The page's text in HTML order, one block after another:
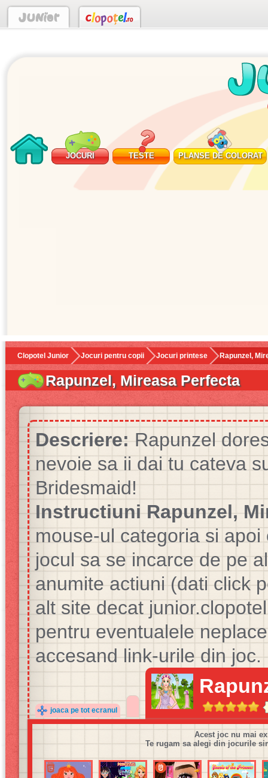
JOCURI TESTE PLANSE DE COLORAT
Clopotel Junior Jocuri pentru copii Jocuri printese Rapunzel,
Rapunzel, Mireasa Perfecta
Descriere: Rapunzel
nevoie sa ii dai tu cateva
Bridesmaid!
Instructiuni Rapunzel,
mouse-ul categoria si
jocul sa se incarce de pe
anumite actiuni (dati click
alt site decat
pentru eventualele
accesand link-urile din joc.
joaca pe tot ecranul
Acest joc nu mai
Te rugam sa alegi din jocurile